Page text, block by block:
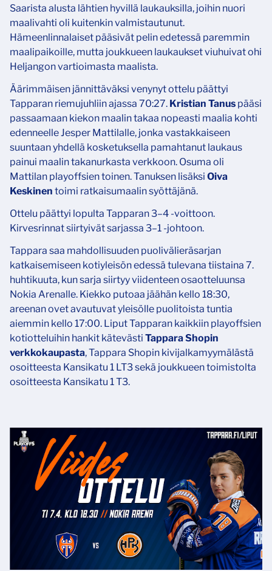
Saarista alusta lähtien hyvillä laukauksilla, joihin nuori
maalivahti oli kuitenkin valmistautunut.
Hämeenlinnalaiset pääsivät pelin edetessä paremmin
maalipaikoille, mutta joukkueen laukaukset viuhuivat ohi
Heljangon vartioimasta maalista.
Äärimmäisen jännittäväksi venynyt ottelu päättyi
Tapparan riemujuhliin ajassa 70:27. Kristian Tanus pääsi
passaamaan kiekon maalin takaa nopeasti maalia kohti
edenneelle Jesper Mattilalle, jonka vastakkaiseen
suuntaan yhdellä kosketuksella pamahtanut laukaus
painui maalin takanurkasta verkkoon. Osuma oli
Mattilan playoffsien toinen. Tanuksen lisäksi Oiva
Keskinen toimi ratkaisumaalin syöttäjänä.
Ottelu päättyi lopulta Tapparan 3–4 -voittoon.
Kirvesrinnat siirtyivät sarjassa 3–1 -johtoon.
Tappara saa mahdollisuuden puolivälieräsarjan
katkaisemiseen kotiyleisön edessä tulevana tiistaina 7.
huhtikuuta, kun sarja siirtyy viidenteen osaotteluunsa
Nokia Arenalle. Kiekko putoaa jäähän kello 18:30,
areenan ovet avautuvat yleisölle puolitoista tuntia
aiemmin kello 17:00. Liput Tapparan kaikkiin playoffsien
kotiotteluihin hankit kätevästi Tappara Shopin
verkkokaupasta, Tappara Shopin kivijalkamyymälästä
osoitteesta Kansikatu 1 LT3 sekä joukkueen toimistolta
osoitteesta Kansikatu 1 T3.